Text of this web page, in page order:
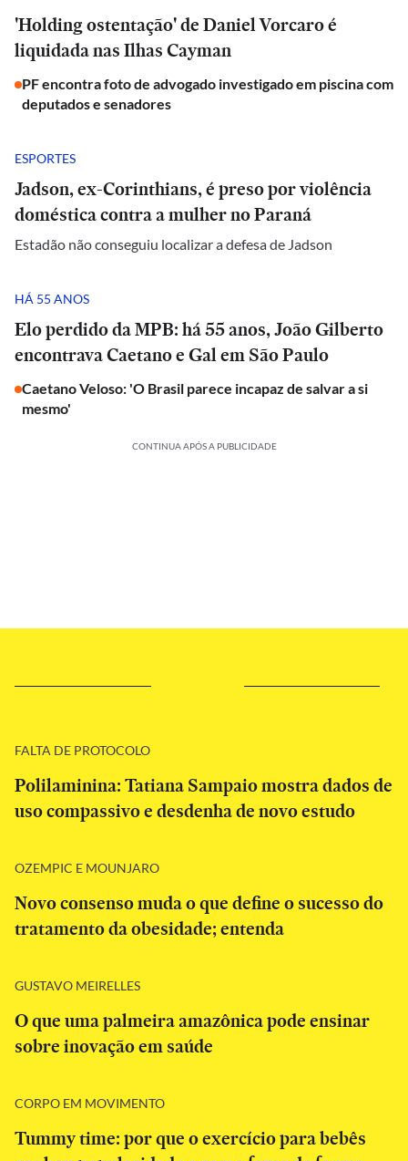
'Holding ostentação' de Daniel Vorcaro é
liquidada nas Ilhas Cayman
PF encontra foto de advogado investigado em piscina com
deputados e senadores
ESPORTES
Jadson, ex-Corinthians, é preso por violência
doméstica contra a mulher no Paraná
Estadão não conseguiu localizar a defesa de Jadson
HÁ 55 ANOS
Elo perdido da MPB: há 55 anos, João Gilberto
encontrava Caetano e Gal em São Paulo
Caetano Veloso: 'O Brasil parece incapaz de salvar a si
mesmo'
CONTINUA APÓS A PUBLICIDADE
FALTA DE PROTOCOLO
Polilaminina: Tatiana Sampaio mostra dados de
uso compassivo e desdenha de novo estudo
OZEMPIC E MOUNJARO
Novo consenso muda o que define o sucesso do
tratamento da obesidade; entenda
GUSTAVO MEIRELLES
O que uma palmeira amazônica pode ensinar
sobre inovação em saúde
CORPO EM MOVIMENTO
Tummy time: por que o exercício para bebês